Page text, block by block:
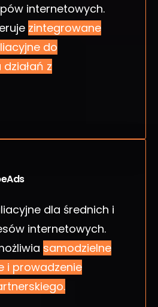
internetowych.
zintegrowane
do
z
dla średnich i
internetowych.
samodzielne
i prowadzenie